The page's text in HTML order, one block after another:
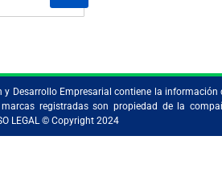
Desarrollo Empresarial contiene la información
registradas son propiedad de la
LEGAL © Copyright 2024